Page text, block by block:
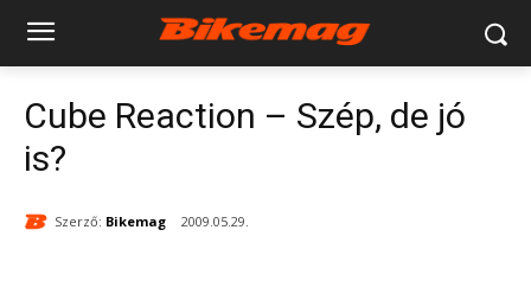
Cube Reaction – Szép, de jó
is?
Szerző: Bikemag 2009.05.29.